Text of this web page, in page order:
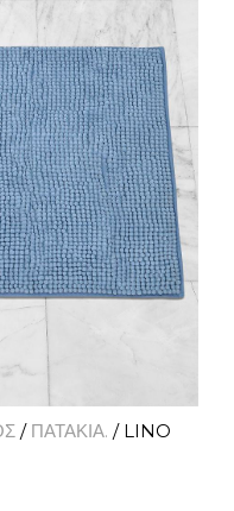
/ ΠΑΤΑΚΙΑ. / LINO